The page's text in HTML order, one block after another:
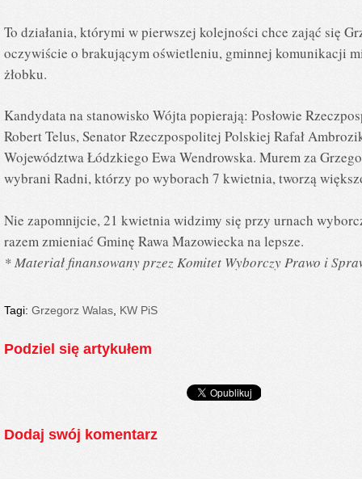
To działania, którymi w pierwszej kolejności chce zająć się
oczywiście o brakującym oświetleniu, gminnej komunikacji
żłobku.
Kandydata na stanowisko Wójta popierają: Posłowie
Robert Telus, Senator Rzeczpospolitej Polskiej Rafał
Województwa Łódzkiego Ewa Wendrowska. Murem za
wybrani Radni, którzy po wyborach 7 kwietnia, tworzą
Nie zapomnijcie, 21 kwietnia widzimy się przy urnach
razem zmieniać Gminę Rawa Mazowiecka na lepsze.
* Materiał finansowany przez Komitet Wyborczy Prawo i
Tagi: Grzegorz Walas KW PiS
Podziel się artykułem
Dodaj swój komentarz